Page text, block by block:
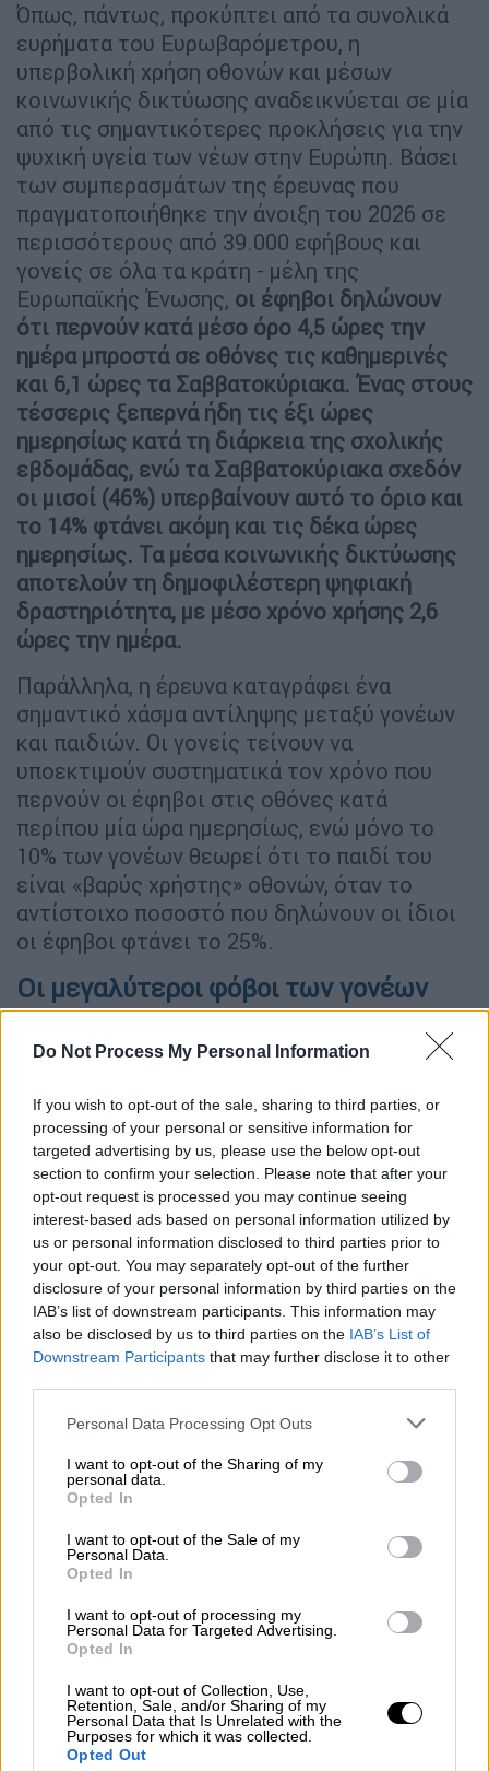
Do Not Process My Personal Information
If you wish to opt-out of the sale, sharing to third parties, or
processing of your personal or sensitive information for
targeted advertising by us, please use the below opt-out
section to confirm your selection. Please note that after your
opt-out request is processed you may continue seeing
interest-based ads based on personal information utilized by
us or personal information disclosed to third parties prior to
your opt-out. You may separately opt-out of the further
disclosure of your personal information by third parties on the
IAB’s list of downstream participants. This information may
also be disclosed by us to third parties on the IAB’s List of
Downstream Participants that may further disclose it to other
Please note that this website/app uses one or more Google
not limited to your visit or usage behaviour. You may click to
grant or deny consent to Google and its third-party tags to
use your data for below specified purposes in below Google
consent section.
Personal Data Processing Opt Outs
I want to opt-out of the Sharing of my
personal data.
Opted In
I want to opt-out of the Sale of my
Personal Data.
Opted In
I want to opt-out of processing my
Personal Data for Targeted Advertising.
Opted In
I want to opt-out of Collection, Use,
Retention, Sale, and/or Sharing of my
Personal Data that Is Unrelated with the
Purposes for which it was collected.
Opted Out
Όπως, πάντως, προκύπτει από τα συνολικά
ευρήματα του Ευρωβαρόμετρου, η
υπερβολική χρήση οθονών και μέσων
κοινωνικής δικτύωσης αναδεικνύεται σε μία
από τις σημαντικότερες προκλήσεις για την
ψυχική υγεία των νέων στην Ευρώπη. Βάσει
των συμπερασμάτων της έρευνας που
πραγματοποιήθηκε την άνοιξη του 2026 σε
περισσότερους από 39.000 εφήβους και
γονείς σε όλα τα κράτη - μέλη της
Ευρωπαϊκής Ένωσης, οι έφηβοι δηλώνουν
ότι περνούν κατά μέσο όρο 4,5 ώρες την
ημέρα μπροστά σε οθόνες τις καθημερινές
και 6,1 ώρες τα Σαββατοκύριακα. Ένας στους
τέσσερις ξεπερνά ήδη τις έξι ώρες
ημερησίως κατά τη διάρκεια της σχολικής
εβδομάδας, ενώ τα Σαββατοκύριακα σχεδόν
οι μισοί (46%) υπερβαίνουν αυτό το όριο και
το 14% φτάνει ακόμη και τις δέκα ώρες
ημερησίως. Τα μέσα κοινωνικής δικτύωσης
αποτελούν τη δημοφιλέστερη ψηφιακή
δραστηριότητα, με μέσο χρόνο χρήσης 2,6
ώρες την ημέρα.
Παράλληλα, η έρευνα καταγράφει ένα
σημαντικό χάσμα αντίληψης μεταξύ γονέων
και παιδιών. Οι γονείς τείνουν να
υποεκτιμούν συστηματικά τον χρόνο που
περνούν οι έφηβοι στις οθόνες κατά
περίπου μία ώρα ημερησίως, ενώ μόνο το
10% των γονέων θεωρεί ότι το παιδί του
είναι «βαρύς χρήστης» οθονών, όταν το
αντίστοιχο ποσοστό που δηλώνουν οι ίδιοι
οι έφηβοι φτάνει το 25%.
Οι μεγαλύτεροι φόβοι των γονέων
Η έρευνα δείχνει ότι οι γονικές ανησυχίες
επικεντρώνονται κυρίως στους
λιγότερο στις άμεσες επιπτώσεις στην
υγεία και τη λειτουργικότητα των παιδιών.
Σε επίπεδο Ευρωπαϊκής Ένωσης, το 72% των
γονέων δηλώνει ανήσυχο για την έκθεση των
παιδιών σε επιβλαβές ή ακατάλληλο
περιεχόμενοκαι το 61% για τηνπιθανότητα
επικοινωνίας με αγνώστους στο διαδίκτυο.
Αντίθετα, χαμηλότερα ποσοστά ανησυχίας
καταγράφονται για τις επιπτώσεις στον
εξίσου έντονες. Η έκθεση σε ακατάλληλο
περιεχόμενο, η διαδικτυακή επικοινωνία με
αγνώστους και οι συνέπειες στην
εκπαιδευτική πορεία των παιδιών
των γονέων.
Παράλληλα, οι Έλληνες γονείς εμφανίζονται
λιγότερο ενημερωμένοι για συγκεκριμένα
περιστατικά που βιώνουν τα παιδιά τους
στο διαδίκτυο. Σύμφωνα με τη συγκριτική